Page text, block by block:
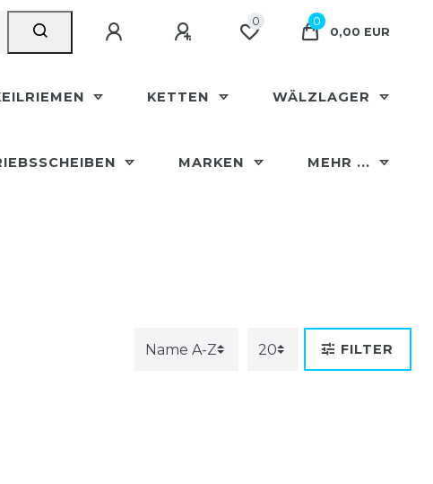
0
0
0,00 EUR
KETTEN WÄLZLAGER
MARKEN MEHR ...
FILTER